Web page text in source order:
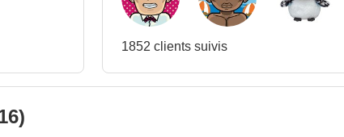
1852 clients suivis